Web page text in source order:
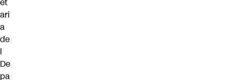
et
ari
a
de
l
De
pa